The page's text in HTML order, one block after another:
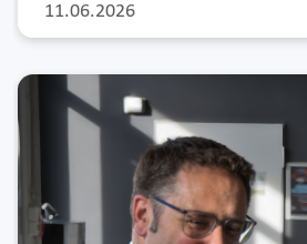
11.06.2026